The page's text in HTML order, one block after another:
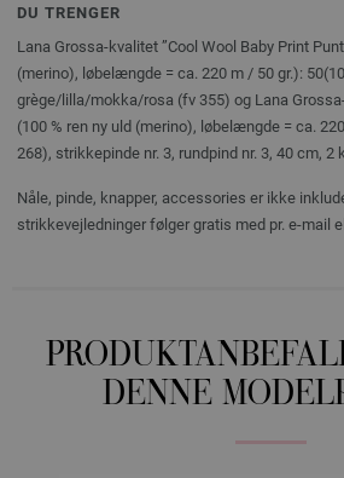
DU TRENGER
Lana Grossa-kvalitet ”Cool Wool Baby Print
(merino), løbelængde = ca. 220 m / 50 gr.):
grège/lilla/mokka/rosa (fv 355) og Lana
(100 % ren ny uld (merino), løbelængde = ca.
268), strikkepinde nr. 3, rundpind nr. 3, 40 cm, 2
Nåle, pinde, knapper, accessories er ikke
strikkevejledninger følger gratis med pr. e-mail
DENNE